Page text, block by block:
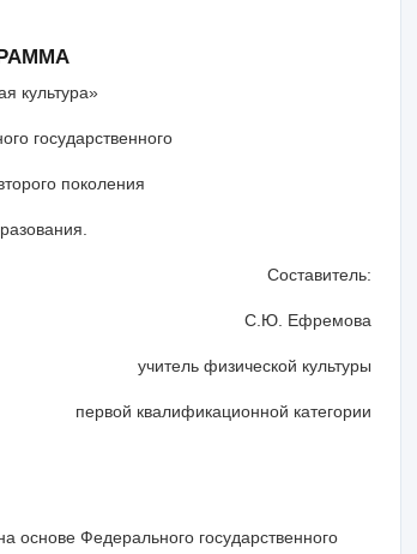
культура»
государ­ственного
поколения
Составитель:
C .Ю. Ефремова
учитель физической культуры
первой квалификационной категории
основе Федерального государ­ственного